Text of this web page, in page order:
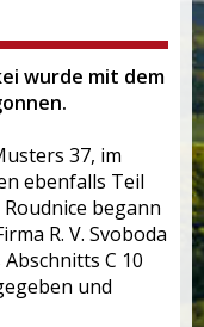
wurde mit dem
37, im
ebenfalls Teil
begann
R. V. Svoboda
C 10
und